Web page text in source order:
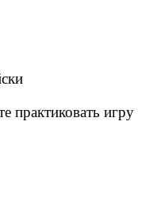
игру